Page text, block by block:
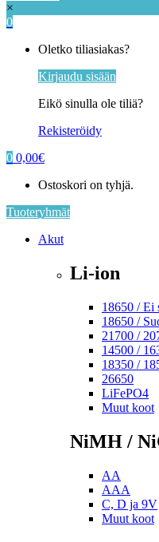
×
0
Oletko tiliasiakas?
Kirjaudu sisään
Eikö sinulla ole tiliä?
Rekisteröidy
0 0,00€
Ostoskori on tyhjä.
Tuoteryhmät
Akut
Li-ion
18650 / Ei
18650 /
21700 /
14500 /
18350 /
26650
LiFePO4
Muut koot
NiMH /
AA
AAA
C, D ja 9V
Muut koot